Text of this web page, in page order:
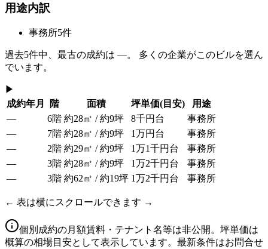
用途内訳
事務所5件
過去5件中、最古の成約は —。 多くの企業がこのビルを選ん
でいます。
▶
成約年月
階 面積 坪単価(目安)
用途
—
6階 約28㎡ / 約9坪 8千円台
事務所
—
7階 約28㎡ / 約9坪 1万円台
事務所
—
2階 約29㎡ / 約9坪 1万1千円台
事務所
—
3階 約28㎡ / 約9坪 1万2千円台
事務所
—
3階 約62㎡ / 約19坪 1万2千円台 事務所
← 表は横にスクロールできます →
個別成約の月額賃料・テナント名等は非公開。坪単価は
概算の相場目安として表示しています。最新条件はお問合せ